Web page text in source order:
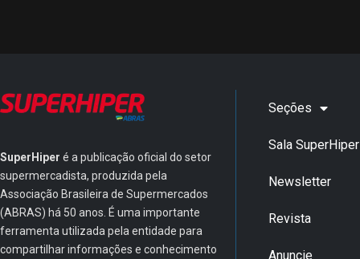
SuperHiper é a publicação oficial do setor
supermercadista, produzida pela
Associação Brasileira de Supermercados
(ABRAS) há 50 anos. É uma importante
ferramenta utilizada pela entidade para
compartilhar informações e conhecimento
Seções
Sala SuperHiper
Newsletter
Revista
Anuncie